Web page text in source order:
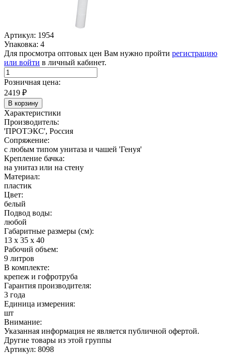
Артикул: 1954
Упаковка: 4
Для просмотра оптовых цен Вам нужно пройти регистрацию
или войти в личный кабинет.
Розничная цена:
2419 ₽
В корзину
Характеристики
Производитель:
'ПРОТЭКС', Россия
Сопряжение:
с любым типом унитаза и чашей 'Генуя'
Крепление бачка:
на унитаз или на стену
Материал:
пластик
Цвет:
белый
Подвод воды:
любой
Габаритные размеры (см):
13 х 35 х 40
Рабочий объем:
9 литров
В комплекте:
крепеж и гофротруба
Гарантия производителя:
3 года
Единица измерения:
шт
Внимание:
Указанная информация не является публичной офертой.
Другие товары из этой группы
Артикул: 8098